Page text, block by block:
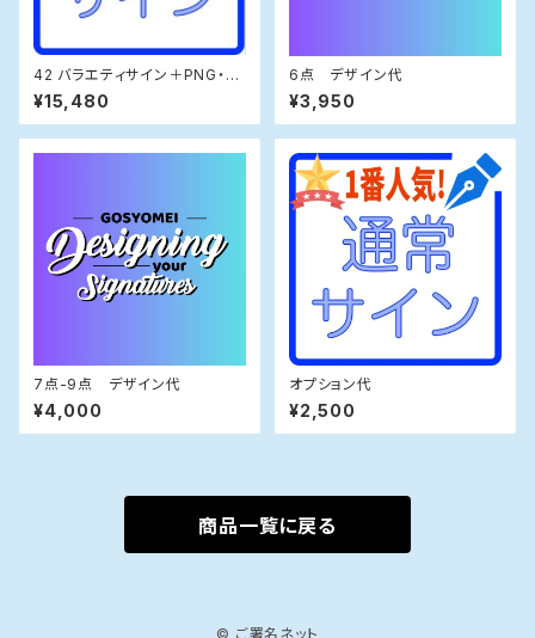
42 バラエティサイン＋PNG・練
習帳＋書き方コツ資料＋動画
¥15,480
6点 デザイン代
¥3,950
7点-9点 デザイン代
¥4,000
オプション代
¥2,500
商品一覧に戻る
© ご署名ネット